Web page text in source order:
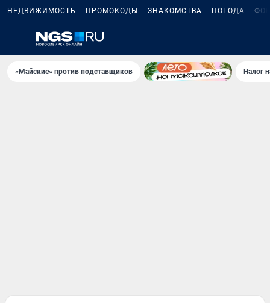
НЕДВИЖИМОСТЬ ПРОМОКОДЫ ЗНАКОМСТВА ПОГОДА
«Майские» против подставщиков Налог